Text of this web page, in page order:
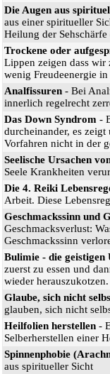
Die Augen aus
aus einer spiritueller
Heilung der Sehschärfe
Trockene oder
Lippen zeigen dass wir
wenig Freudeenergie
Analfissuren - Bei
innerlich regelrecht
Das Down Syndrom -
durcheinander, es zeigt
Vorfahren nicht in der
Seelische Ursachen
Seele Krankheiten
Die 4. Reiki
Arbeit. Diese
Geschmackssinn und
Geschmacksverlust:
Geschmackssinn
Bulimie - die geistigen
zuerst zu essen und
wieder herauszukotzen.
Glaube, sich nicht
glauben, sich nicht
Heilfolien herstellen -
Selberherstellen einer
Spinnenphobie
aus spiritueller Sicht